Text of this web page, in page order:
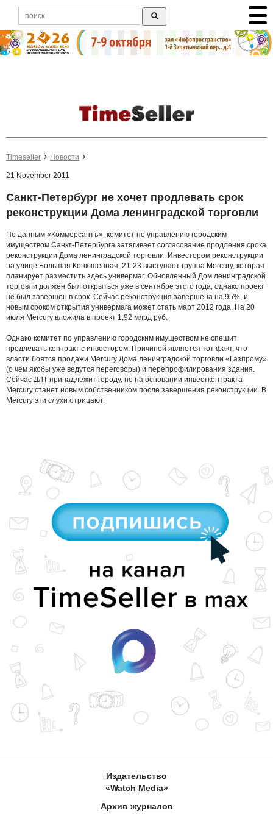
Timeseller Новости
21 November 2011
Санкт-Петербург не хочет продлевать срок
реконструкции Дома ленинградской торговли
По данным « Коммерсантъ», комитет по управлению городским
имуществом Санкт-Петербурга затягивает согласование продления срока
реконструкции Дома ленинградской торговли. Инвестором реконструкции
на улице Большая Конюшенная, 21-23 выступает группа Mercury, которая
планирует разместить здесь универмаг. Обновленный Дом ленинградской
торговли должен был открыться уже в сентябре этого года, однако проект
не был завершен в срок. Сейчас реконструкция завершена на 95%, и
новым сроком открытия универмага может стать март 2012 года. На 20
июля Mercury вложила в проект 1,92 млрд руб.
Однако комитет по управлению городским имуществом не спешит
продлевать контракт с инвестором. Причиной является тот факт, что
власти боятся продажи Mercury Дома ленинградской торговли «Газпрому»
(о чем якобы уже ведутся переговоры) и перепрофилирования здания.
Сейчас ДЛТ принадлежит городу, но на основании инвестконтракта
Mercury станет новым собственником после завершения реконструкции. В
Mercury эти слухи отрицают.
Издательство
«Watch Media»
Архив журналов